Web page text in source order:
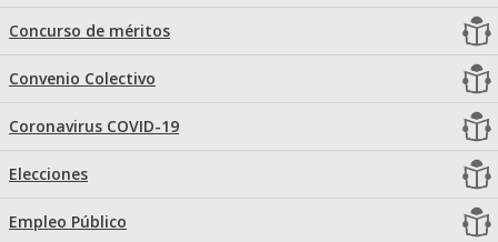
Concurso de méritos
Convenio Colectivo
Coronavirus COVID-19
Elecciones
Empleo Público